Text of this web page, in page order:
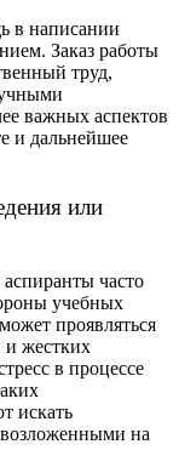
в написании
Заказ работы
труд,
важных аспектов
и дальнейшее
или
часто
учебных
проявляться
и жестких
в процессе
искать
возложенными на